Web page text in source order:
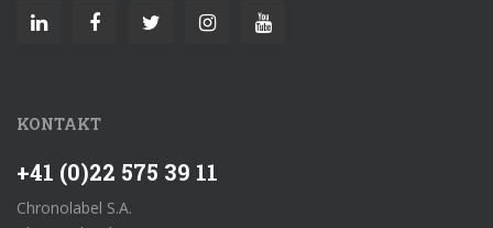
KONTAKT
+41 (0)22 575 39 11
Chronolabel S.A.